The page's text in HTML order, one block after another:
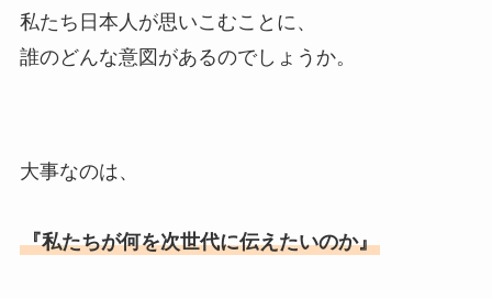
私たち日本人が思いこむことに、
誰のどんな意図があるのでしょうか。
大事なのは、
『私たちが何を次世代に伝えたいのか』